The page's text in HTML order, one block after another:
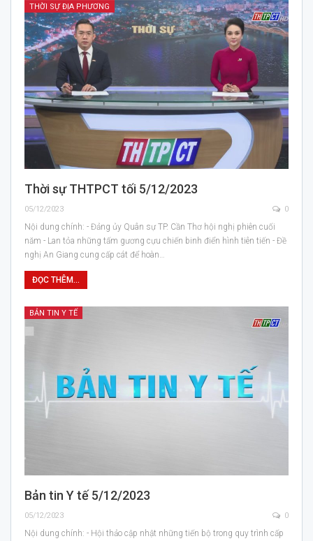
THỜI SỰ ĐỊA PHƯƠNG
Thời sự THTPCT tối 5/12/2023
05/12/2023 0
Nội dung chính: - Đảng ủy Quân sự TP. Cần Thơ hội nghị phiên cuối
năm - Lan tỏa những tấm gương cựu chiến binh điển hình tiên tiến - Đề
nghị An Giang cung cấp cát để hoàn…
ĐỌC THÊM...
BẢN TIN Y TẾ
Bản tin Y tế 5/12/2023
05/12/2023 0
Nội dung chính: - Hội thảo cập nhật những tiến bộ trong quy trình cấp